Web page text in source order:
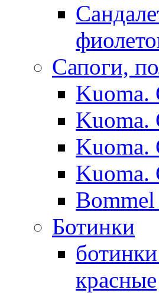
Сапоги,
Kuoma.
Kuoma.
Kuoma.
Kuoma.
Ботинки
красные